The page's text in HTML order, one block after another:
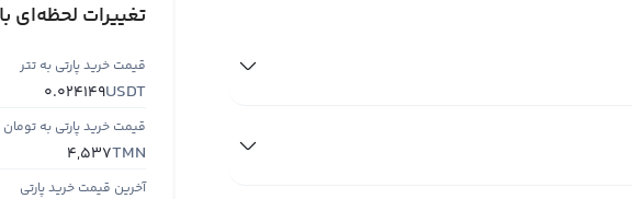
تغییرات لحظه‌ای
قیمت خرید پارتی به تتر
USDT
0.024149
قیمت خرید پارتی به تومان
TMN
4,537
آخرین قیمت خرید پارتی